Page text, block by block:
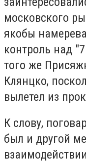
московского
якобы
контроль над
того же
Клянцко,
вылетел из
К слову,
был и другой